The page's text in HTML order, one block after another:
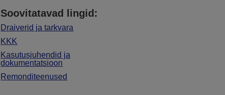
Soovitatavad lingid:
Draiverid ja tarkvara
KKK
Kasutusjuhendid ja
dokumentatsioon
Remonditeenused